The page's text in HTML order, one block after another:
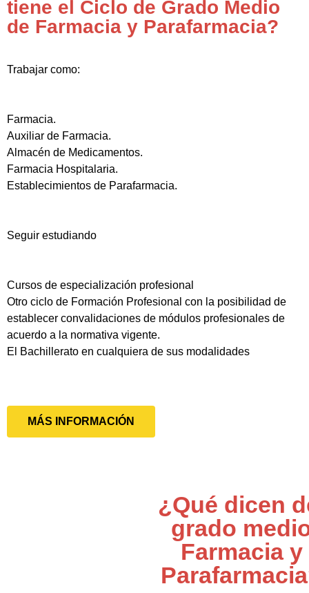
tiene el Ciclo de Grado Medio
de Farmacia y Parafarmacia?
Trabajar como:
Farmacia.
Auxiliar de Farmacia.
Almacén de Medicamentos.
Farmacia Hospitalaria.
Establecimientos de Parafarmacia.
Seguir estudiando
Cursos de especialización profesional
Otro ciclo de Formación Profesional con la posibilidad de
establecer convalidaciones de módulos profesionales de
acuerdo a la normativa vigente.
El Bachillerato en cualquiera de sus modalidades
MÁS INFORMACIÓN
¿Qué dicen
grado
Farmacia y